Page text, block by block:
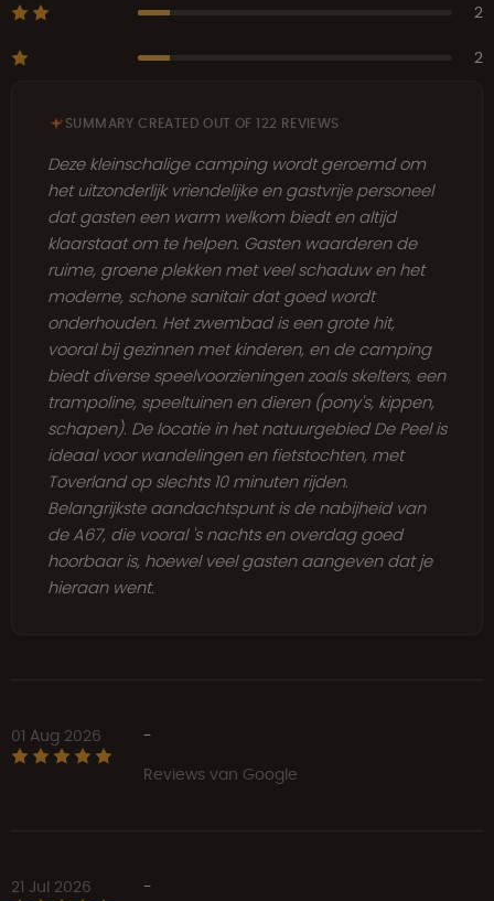
2
2
SUMMARY CREATED OUT OF 122 REVIEWS
Deze kleinschalige camping wordt geroemd om
het uitzonderlijk vriendelijke en gastvrije personeel
dat gasten een warm welkom biedt en altijd
klaarstaat om te helpen. Gasten waarderen de
ruime, groene plekken met veel schaduw en het
moderne, schone sanitair dat goed wordt
onderhouden. Het zwembad is een grote hit,
vooral bij gezinnen met kinderen, en de camping
biedt diverse speelvoorzieningen zoals skelters, een
trampoline, speeltuinen en dieren (pony's, kippen,
schapen). De locatie in het natuurgebied De Peel is
ideaal voor wandelingen en fietstochten, met
Toverland op slechts 10 minuten rijden.
Belangrijkste aandachtspunt is de nabijheid van
de A67, die vooral 's nachts en overdag goed
hoorbaar is, hoewel veel gasten aangeven dat je
hieraan went.
01 Aug 2026
-
Reviews van Google
21 Jul 2026
-